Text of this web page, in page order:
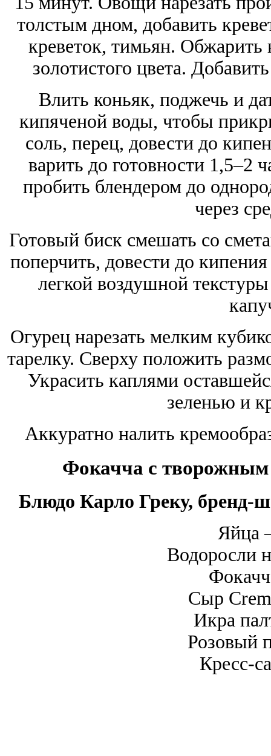
толстым дном, добавить
креветок, тимьян. Обжарить
золотистого цвета.
Влить коньяк, поджечь и
кипяченой воды, чтобы
соль, перец, довести до
варить до готовности 1,5–2
пробить блендером до
через
Готовый биск смешать со
поперчить, довести до
легкой воздушной
Огурец нарезать мелким
тарелку. Сверху положить
Украсить каплями
зеленью и
Аккуратно налить
Фокачча с
Блюдо Карло Греку, бренд-
Яйца
Водоросли
Сыр
Икра
Розовый
Кресс-